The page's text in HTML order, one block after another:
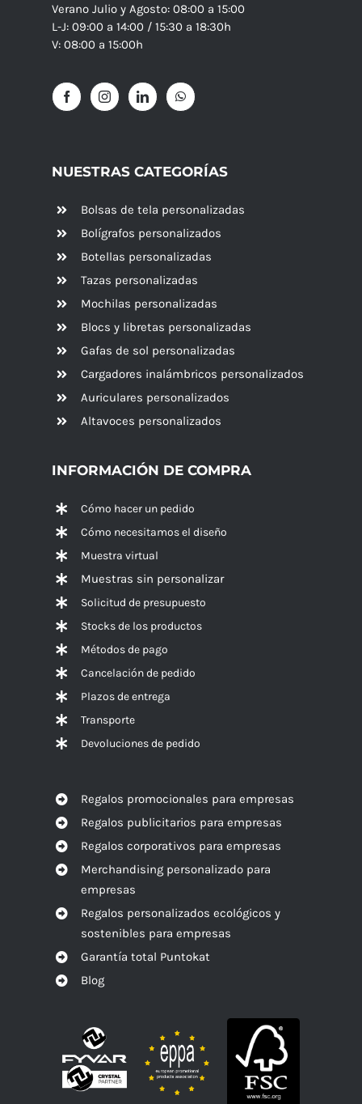
Verano Julio y Agosto: 08:00 a 15:00
L-J: 09:00 a 14:00 / 15:30 a 18:30h
V: 08:00 a 15:00h
NUESTRAS CATEGORÍAS
Bolsas de tela personalizadas
Bolígrafos personalizados
Botellas personalizadas
Tazas personalizadas
Mochilas personalizadas
Blocs y libretas personalizadas
Gafas de sol personalizadas
Cargadores inalámbricos personalizados
Auriculares personalizados
Altavoces personalizados
INFORMACIÓN DE COMPRA
Cómo hacer un pedido
Cómo necesitamos el diseño
Muestra virtual
Muestras sin personalizar
Solicitud de presupuesto
Stocks de los productos
Métodos de pago
Cancelación de pedido
Plazos de entrega
Transporte
Devoluciones de pedido
Regalos promocionales para empresas
Regalos publicitarios para empresas
Regalos corporativos para empresas
Merchandising personalizado para
empresas
Regalos personalizados ecológicos y
sostenibles para empresas
Garantía total Puntokat
Blog